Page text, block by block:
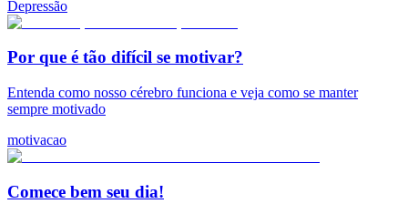
Depressão
Por que é tão difícil se motivar?
Entenda como nosso cérebro funciona e veja como se manter
sempre motivado
motivacao
Comece bem seu dia!